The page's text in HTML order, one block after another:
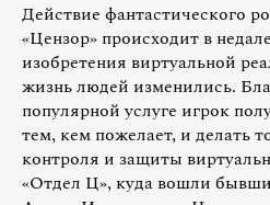
Действие фантастического
«Цензор» происходит в
изобретения виртуальной
жизнь людей изменились.
популярной услуге игрок
тем, кем пожелает, и делать
контроля и защиты
«Отдел Ц», куда вошли